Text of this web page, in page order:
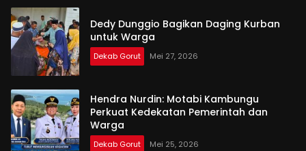
Dedy Dunggio Bagikan Daging Kurban
untuk Warga
Dekab Gorut Mei 27, 2026
Hendra Nurdin: Motabi Kambungu
Perkuat Kedekatan Pemerintah dan
Warga
Dekab Gorut Mei 25, 2026